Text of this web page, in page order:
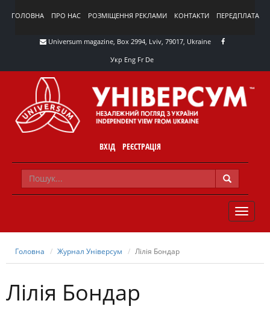
ГОЛОВНА ПРО НАС РОЗМІЩЕННЯ РЕКЛАМИ КОНТАКТИ ПЕРЕДПЛАТА
Universum magazine, Box 2994, Lviv, 79017, Ukraine
Укр Eng Fr De
ВХІД РЕЄСТРАЦІЯ
TOGGLE
Головна Журнал Універсум Лілія Бондар
Лілія Бондар